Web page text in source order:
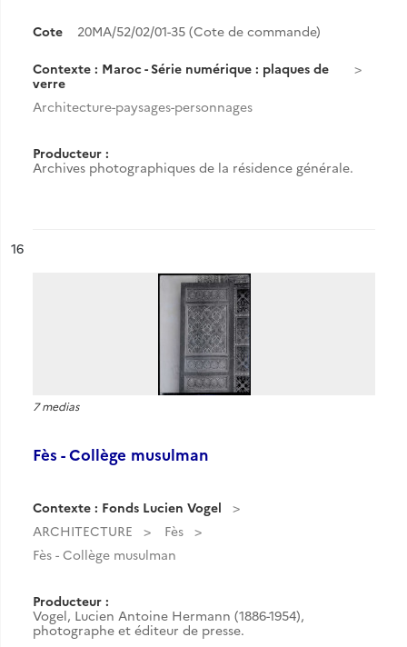
Cote 20MA/52/02/01-35 (Cote de commande)
Contexte : Maroc - Série numérique : plaques de
verre
Architecture-paysages-personnages
Producteur :
Archives photographiques de la résidence générale.
n°
16
7 medias
Fès - Collège musulman
Contexte : Fonds Lucien Vogel
ARCHITECTURE
Fès
Fès - Collège musulman
Producteur :
Vogel, Lucien Antoine Hermann (1886-1954),
photographe et éditeur de presse.